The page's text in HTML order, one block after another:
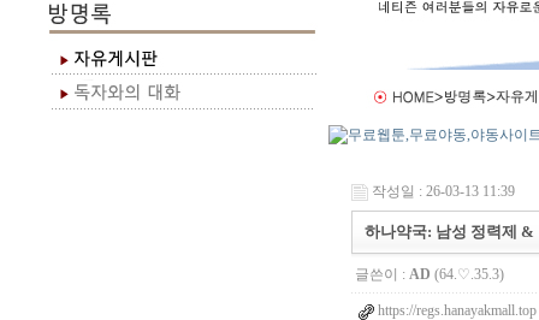
작성일 : 26-03-13 11:39
하나약국: 남성 정력제 &
글쓴이 : AD (64.♡.35.3)
https://regs.hanayakmall.top